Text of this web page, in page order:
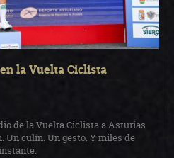
la Vuelta Ciclista
de la Vuelta Ciclista a Asturias
Un culín. Un gesto. Y miles de